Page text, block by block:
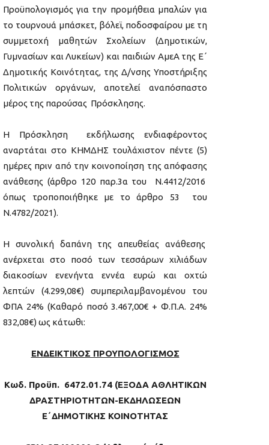
Προϋπολογισμός για την προμήθεια μπαλών για
το τουρνουά μπάσκετ, βόλεϊ, ποδοσφαίρου με τη
συμμετοχή μαθητών Σχολείων (Δημοτικών,
Γυμνασίων και Λυκείων) και παιδιών ΑμεΑ της Ε΄
Δημοτικής Κοινότητας, της Δ/νσης Υποστήριξης
Πολιτικών οργάνων, αποτελεί αναπόσπαστο
μέρος της παρούσας Πρόσκλησης.
Η Πρόσκληση εκδήλωσης ενδιαφέροντος
αναρτάται στο ΚΗΜΔΗΣ τουλάχιστον πέντε (5)
ημέρες πριν από την κοινοποίηση της απόφασης
ανάθεσης (άρθρο 120 παρ.3α του Ν.4412/2016
όπως τροποποιήθηκε με το άρθρο 53 του
Ν.4782/2021).
Η συνολική δαπάνη της απευθείας ανάθεσης
ανέρχεται στο ποσό των τεσσάρων χιλιάδων
διακοσίων ενενήντα εννέα ευρώ και οχτώ
λεπτών (4.299,08€) συμπεριλαμβανομένου του
ΦΠΑ 24% (Καθαρό ποσό 3.467,00€ + Φ.Π.Α. 24%
832,08€) ως κάτωθι:
ΕΝΔΕΙΚΤΙΚΟΣ ΠΡΟΥΠΟΛΟΓΙΣΜΟΣ
Kωδ. Προϋπ. 6472.01.74 (ΕΞΟΔΑ ΑΘΛΗΤΙΚΩΝ
ΔΡΑΣΤΗΡΙΟΤΗΤΩΝ-ΕΚΔΗΛΩΣΕΩΝ
Ε΄ΔΗΜΟΤΙΚΗΣ ΚΟΙΝΟΤΗΤΑΣ